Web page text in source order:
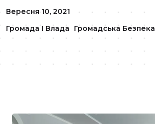
Вересня 10, 2021
Громада І Влада
Громадська Безпека